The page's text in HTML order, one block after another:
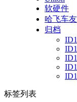
软硬件
哈飞车
归档
标签列表